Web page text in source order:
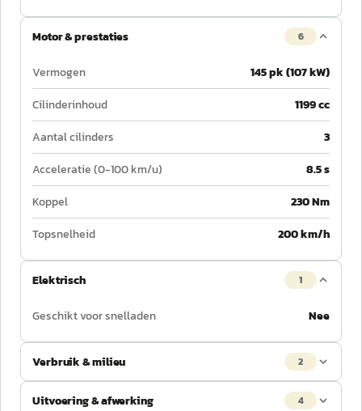
Motor & prestaties 6
Vermogen
145 pk (107 kW)
Cilinderinhoud
1199 cc
Aantal cilinders
3
Acceleratie (0-100 km/u)
8.5 s
Koppel
230 Nm
Topsnelheid
200 km/h
Elektrisch 1
Geschikt voor snelladen Nee
Verbruik & milieu 2
Uitvoering & afwerking 4